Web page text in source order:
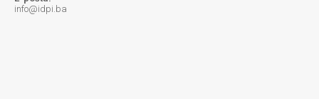
info@idpi.ba